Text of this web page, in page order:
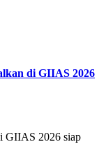
di GIIAS 2026
GIIAS 2026 siap